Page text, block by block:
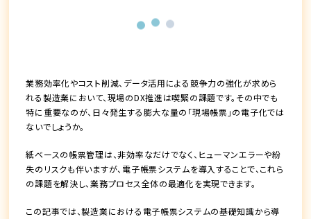
業務効率化やコスト削減、データ活用による競争力の強化が求めら
れる製造業において、現場のDX推進は喫緊の課題です。その中でも
特に重要なのが、日々発生する膨大な量の「現場帳票」の電子化では
ないでしょうか。
紙ベースの帳票管理は、非効率なだけでなく、ヒューマンエラーや紛
失のリスクも伴いますが、電子帳票システムを導入することで、これら
の課題を解決し、業務プロセス全体の最適化を実現できます。
この記事では、製造業における電子帳票システムの基礎知識から導